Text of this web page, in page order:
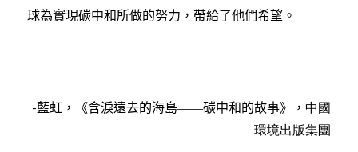
球為實現碳中和所做的努力，帶給了他們希望。
-藍虹， 《含淚遠去的海島——碳中和的故事》， 中國
環境出版集團